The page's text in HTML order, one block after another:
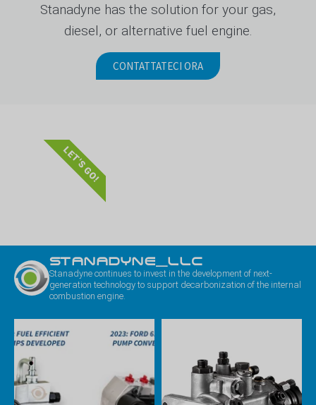
Stanadyne has the solution for your gas,
diesel, or alternative fuel engine.
CONTATTATECI ORA
LET'S GO!
STANADYNE_LLC
Stanadyne continues to invest in the development of next-
generation technology to support decarbonization of the internal
combustion engine.